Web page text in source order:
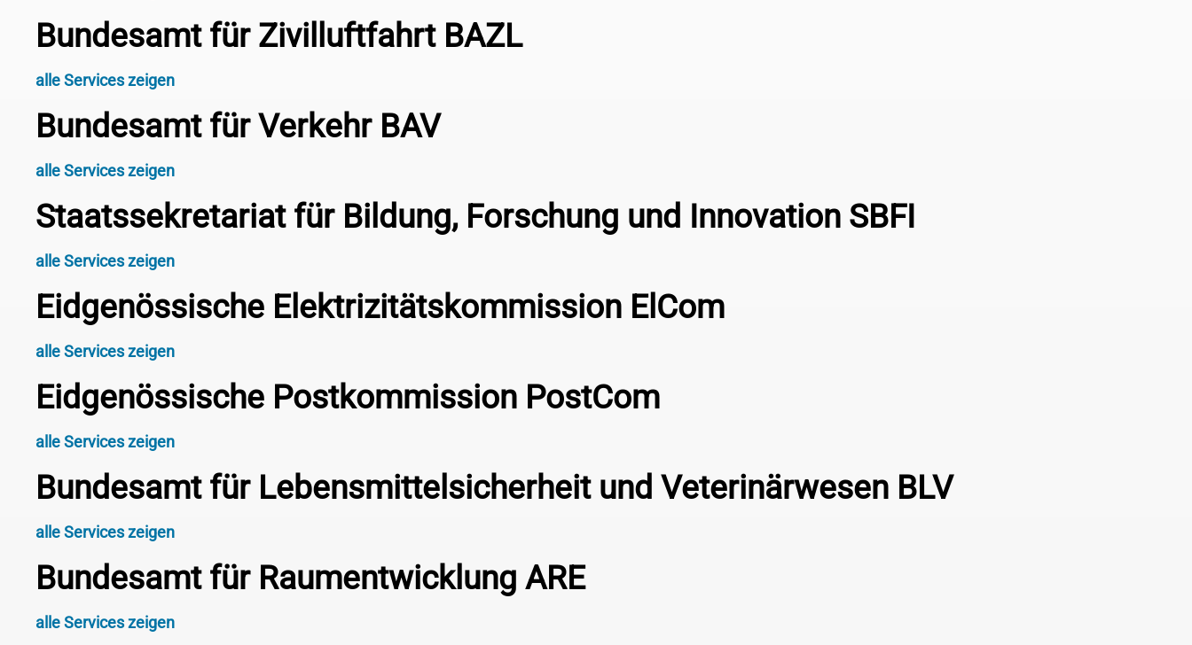
Bundesamt für Zivilluftfahrt BAZL
alle Services zeigen
Bundesamt für Verkehr BAV
alle Services zeigen
Staatssekretariat für Bildung, Forschung und Innovation SBFI
alle Services zeigen
Eidgenössische Elektrizitätskommission ElCom
alle Services zeigen
Eidgenössische Postkommission PostCom
alle Services zeigen
Bundesamt für Lebensmittelsicherheit und Veterinärwesen BLV
alle Services zeigen
Bundesamt für Raumentwicklung ARE
alle Services zeigen